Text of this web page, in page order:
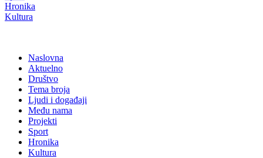
Hronika
Kultura
Naslovna
Aktuelno
Društvo
Tema broja
Ljudi i događaji
Među nama
Projekti
Sport
Hronika
Kultura